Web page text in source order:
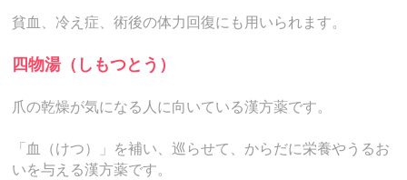
貧血、冷え症、術後の体力回復にも用いられます。
四物湯（しもつとう）
爪の乾燥が気になる人に向いている漢方薬です。
「血（けつ）」を補い、巡らせて、からだに栄養やうるお
いを与える漢方薬です。